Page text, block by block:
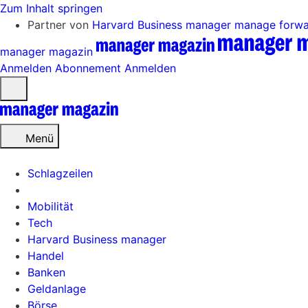
Zum Inhalt springen
Partner von Harvard Business manager manage
manager magazin
Anmelden Abonnement Anmelden
öffnen
Menü
Schlagzeilen
Mobilität
Tech
Harvard Business manager
Handel
Banken
Geldanlage
Börse